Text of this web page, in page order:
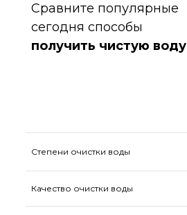
Сравните популярные
сегодня способы
получить чистую воду
Степени очистки воды
Качество очистки воды